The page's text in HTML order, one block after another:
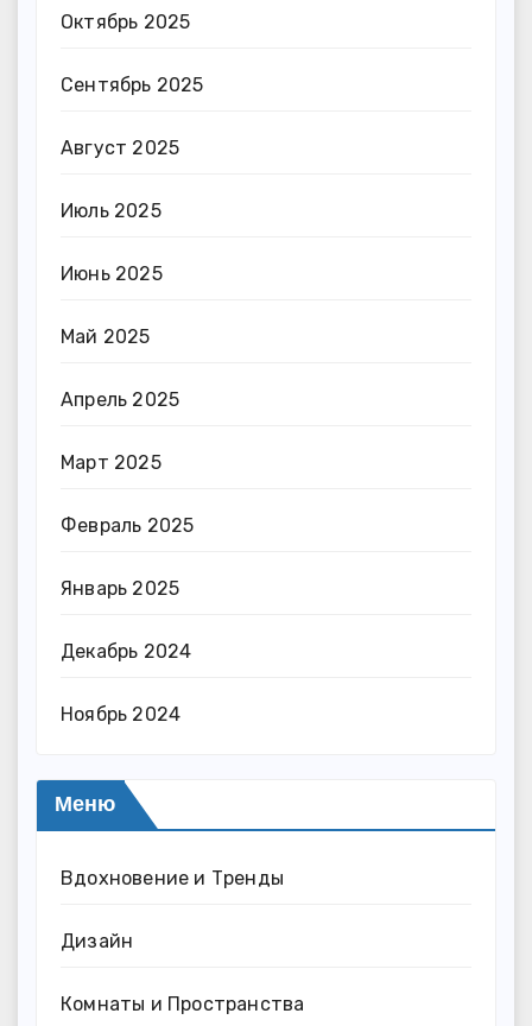
Октябрь 2025
Сентябрь 2025
Август 2025
Июль 2025
Июнь 2025
Май 2025
Апрель 2025
Март 2025
Февраль 2025
Январь 2025
Декабрь 2024
Ноябрь 2024
Меню
Вдохновение и Тренды
Дизайн
Комнаты и Пространства